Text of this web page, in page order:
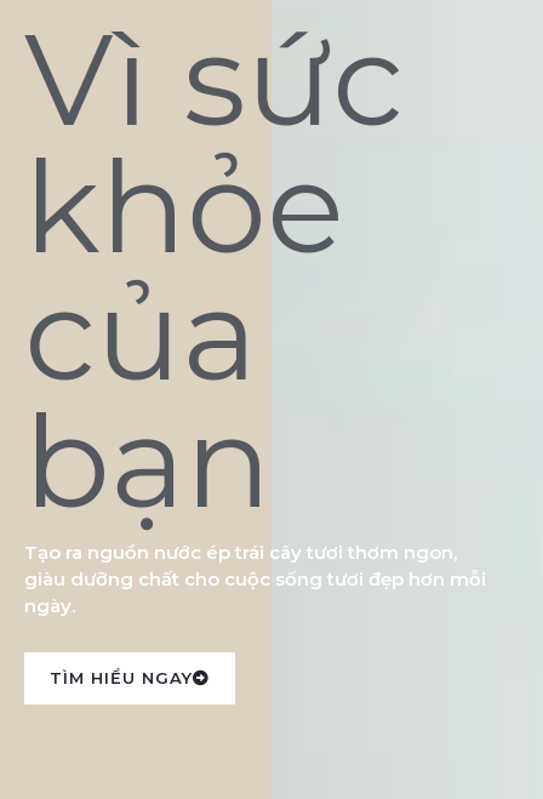
Vì sức
khỏe
của
bạn
Tạo ra nguồn nước ép trái cây tươi thơm ngon,
giàu dưỡng chất cho cuộc sống tươi đẹp hơn mỗi
ngày.
TÌM HIỂU NGAY